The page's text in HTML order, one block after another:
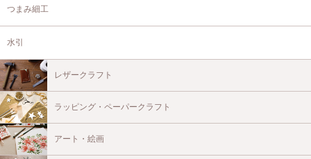
つまみ細工
水引
レザークラフト
ラッピング・ペーパークラフト
アート・絵画